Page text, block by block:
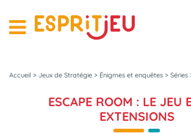
Accueil > Jeux de Stratégie > Énigmes et enquêtes > Séries
ESCAPE ROOM : LE JEU
EXTENSIONS